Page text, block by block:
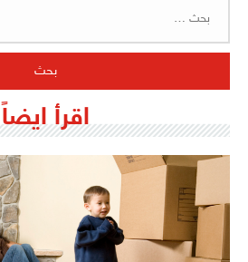
اقرأ ايضاً